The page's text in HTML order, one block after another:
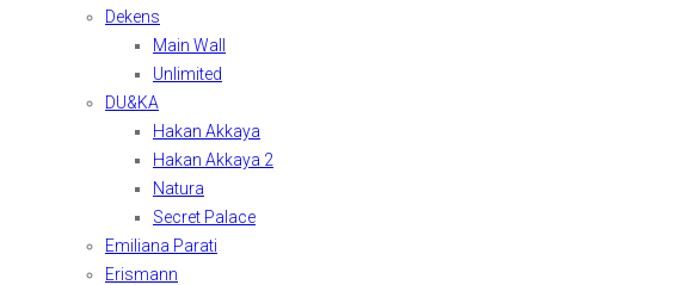
Dekens
Main Wall
Unlimited
DU&KA
Hakan Akkaya
Hakan Akkaya 2
Natura
Secret Palace
Emiliana Parati
Erismann